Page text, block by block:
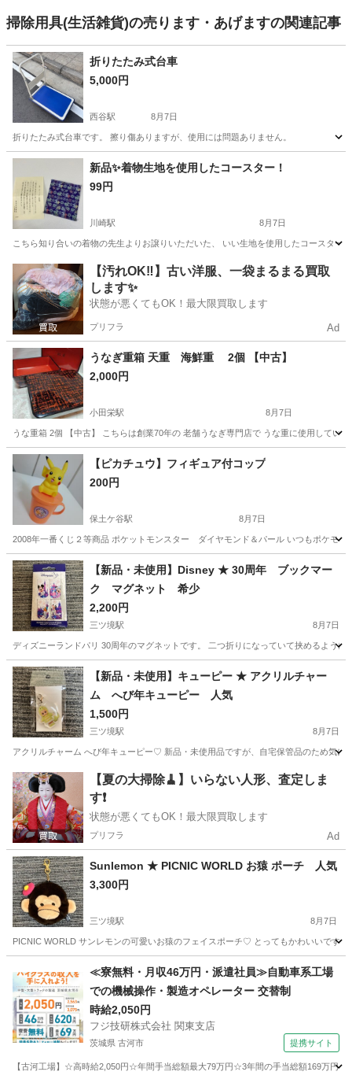
掃除用具(生活雑貨)の売ります・あげますの関連記事
折りたたみ式台車
5,000円
西谷駅 8月7日
折りたたみ式台車です。 擦り傷ありますが、使用には問題ありません。
神奈川 横浜市 西谷駅 その他 台車
新品✨着物生地を使用したコースター！
99円
川崎駅 8月7日
こちら知り合いの着物の先生よりお譲りいただいた、 いい生地を使用したコースタ
神奈川 川崎市 川崎駅 生活雑貨 コースター
【汚れOK‼️】古い洋服、一袋まるまる買取
します✨
状態が悪くてもOK！最大限買取します
プリフラ Ad
うなぎ重箱 天重 海鮮重 2個 【中古】
2,000円
小田栄駅 8月7日
うな重箱 2個 【中古】 こちらは創業70年の 老舗うなぎ専門店で うな重に使用してい
神奈川 川崎市 小田栄駅
【ピカチュウ】フィギュア付コップ
200円
保土ケ谷駅 8月7日
2008年一番くじ２等商品 ポケットモンスター ダイヤモンド＆パール いつもポケモ
神奈川 横浜市 保土ケ谷駅 食器
【新品・未使用】Disney ★ 30周年 ブックマー
ク マグネット 希少
2,200円
三ツ境駅 8月7日
ディズニーランドパリ 30周年のマグネットです。 二つ折りになっていて挟めるよう
神奈川 横浜市 三ツ境駅 生活雑貨 マグネット
【新品・未使用】キューピー ★ アクリルチャー
ム へび年キューピー 人気
1,500円
三ツ境駅 8月7日
アクリルチャーム へび年キューピー♡ 新品・未使用品ですが、自宅保管品のため気
神奈川 三ツ境駅 生活雑貨 キューピー
【夏の大掃除🧹】いらない人形、査定しま
す❗️
状態が悪くてもOK！最大限買取します
プリフラ Ad
Sunlemon ★ PICNIC WORLD お猿 ポーチ 人気
3,300円
三ツ境駅 8月7日
PICNIC WORLD サンレモンの可愛いお猿のフェイスポーチ♡ とってもかわいいです
三ツ境駅 生活雑貨 廃盤
≪寮無料・月収46万円・派遣社員≫自動車系工場
での機械操作・製造オペレーター 交替制
時給2,050円
フジ技研株式会社 関東支店
茨城県 古河市 提携サイト
【古河工場】☆高時給2,050円☆年間手当総額最大79万円☆3年間の手当総額169万円